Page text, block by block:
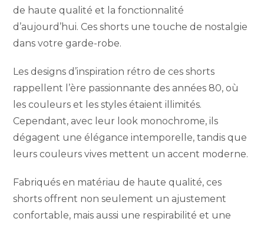
de haute qualité et la fonctionnalité
d’aujourd’hui. Ces shorts une touche de nostalgie
dans votre garde-robe.
Les designs d’inspiration rétro de ces shorts
rappellent l’ère passionnante des années 80, où
les couleurs et les styles étaient illimités.
Cependant, avec leur look monochrome, ils
dégagent une élégance intemporelle, tandis que
leurs couleurs vives mettent un accent moderne.
Fabriqués en matériau de haute qualité, ces
shorts offrent non seulement un ajustement
confortable, mais aussi une respirabilité et une